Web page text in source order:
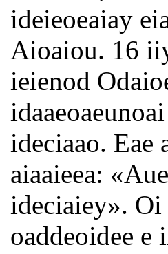
ideieoeaiay
Aioaiou. 16
ieienod
ideciaao. Eae
aiaaieea:
ideciaiey». Oi
oaddeoidee e